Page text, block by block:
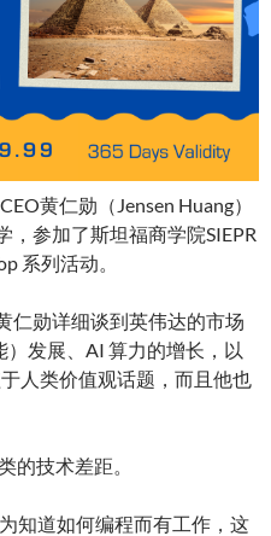
黄仁勋（Jensen Huang）
参加了斯坦福商学院SIEPR
系列活动。
仁勋详细谈到英伟达的市场
发展、AI 算力的增长，以
人类价值观话题，而且他也
的技术差距。
知道如何编程而有工作，这